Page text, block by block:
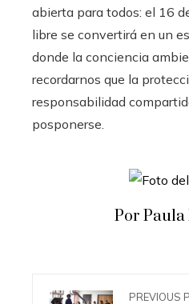
abierta para todos: el 16
libre se convertirá en un
donde la conciencia
recordarnos que la
responsabilidad
posponerse.
Por
PREVIOUS